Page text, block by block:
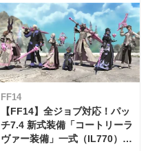
FF14
【FF14】全ジョブ対応！パッ
チ7.4 新式装備「コートリーラ
ヴァー装備」一式（IL770）の